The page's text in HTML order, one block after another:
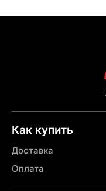
Как купить
Доставка
Оплата